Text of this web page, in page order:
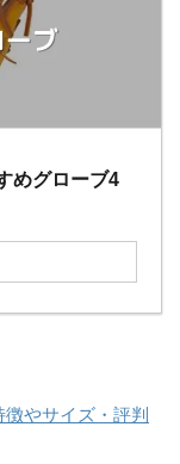
めグローブ4
やサイズ・評判